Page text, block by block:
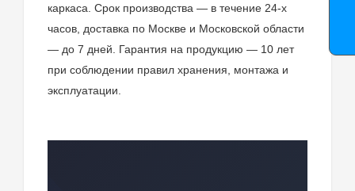
каркаса. Срок производства — в течение 24-х
часов, доставка по Москве и Московской области
— до 7 дней. Гарантия на продукцию — 10 лет
при соблюдении правил хранения, монтажа и
эксплуатации.